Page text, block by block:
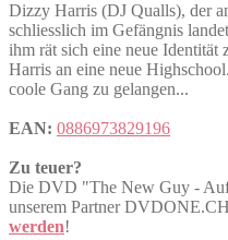
Dizzy Harris (DJ Qualls), der
schliesslich im Gefängnis
ihm rät sich eine neue Identität
Harris an eine neue
coole Gang zu gelangen...
EAN: 0886973829196
Zu teuer?
Die DVD "The New Guy -
unserem Partner
werden!